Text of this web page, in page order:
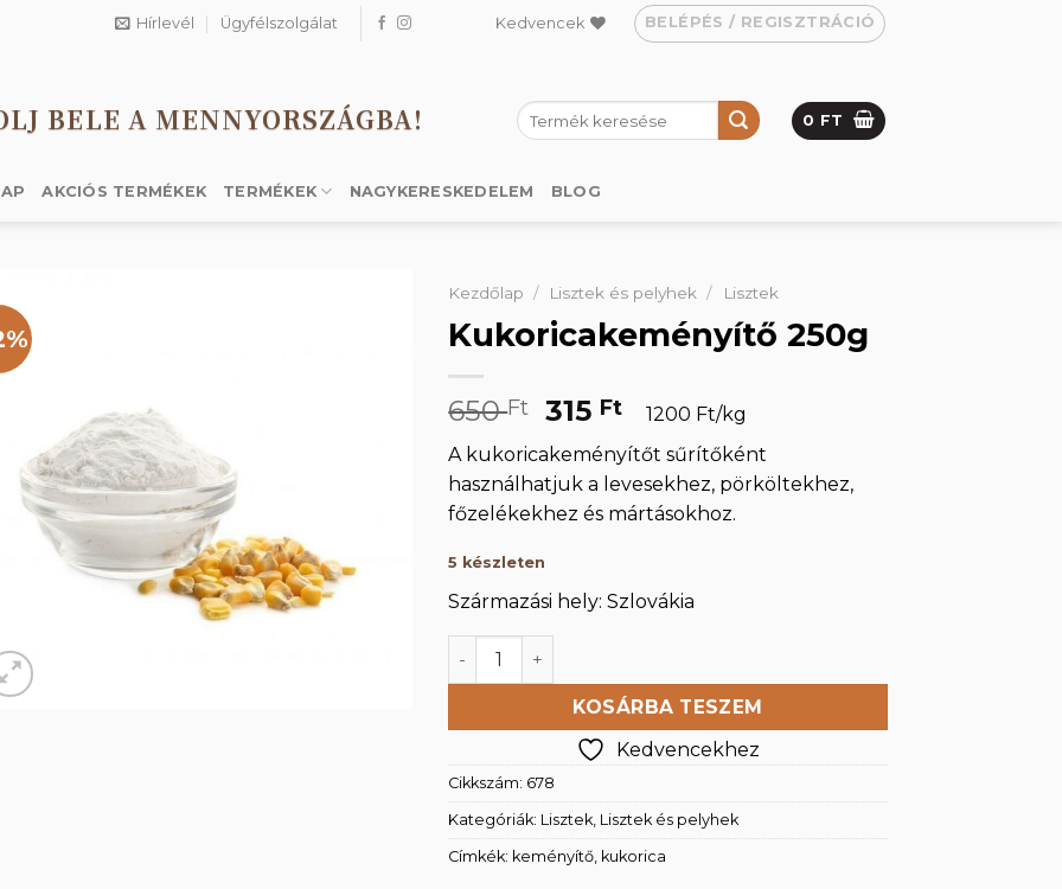
Hírlevél Ügyfélszolgálat Kedvencek BELÉPÉS / REGISZTRÁCIÓ
BELE A MENNYORSZÁGBA!
Keresés
a
0 FT
AKCIÓS TERMÉKEK TERMÉKEK NAGYKERESKEDELEM BLOG
Kezdőlap / Lisztek és pelyhek / Lisztek
Kukoricakeményítő 250g
650Ft
Original
price
was:
650 Ft.
315 FtCurrent
price
is:
315 Ft.
1200 Ft/kg
A kukoricakeményítőt sűrítőként
használhatjuk a levesekhez, pörköltekhez,
főzelékekhez és mártásokhoz.
5 készleten
Származási hely: Szlovákia
Kukoricakeményítő 250g mennyiség
KOSÁRBA TESZEM
Kedvencekhez
Cikkszám: 678
Kategóriák: Lisztek, Lisztek és pelyhek
Címkék: keményítő, kukorica